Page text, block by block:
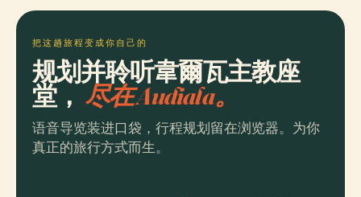
把这趟旅程变成你自己的
规划并聆听韋爾瓦主教座
堂， 尽在 Audiala。
语音导览装进口袋，行程规划留在浏览器。为你
真正的旅行方式而生。